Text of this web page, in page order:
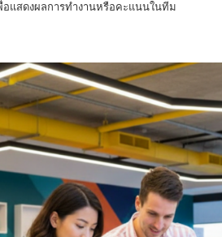
อแสดงผลการทำงานหรือคะแนนในทีม